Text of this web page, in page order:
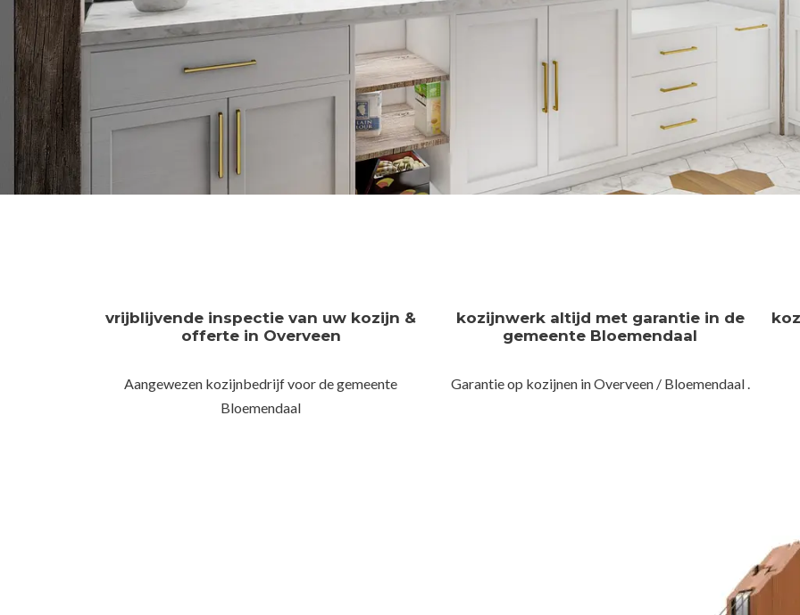
vrijblijvende inspectie van uw kozijn &
offerte in Overveen
Aangewezen kozijnbedrijf voor de gemeente
Bloemendaal
kozijnwerk altijd met garantie in de
gemeente Bloemendaal
Garantie op kozijnen in Overveen / Bloemendaal .